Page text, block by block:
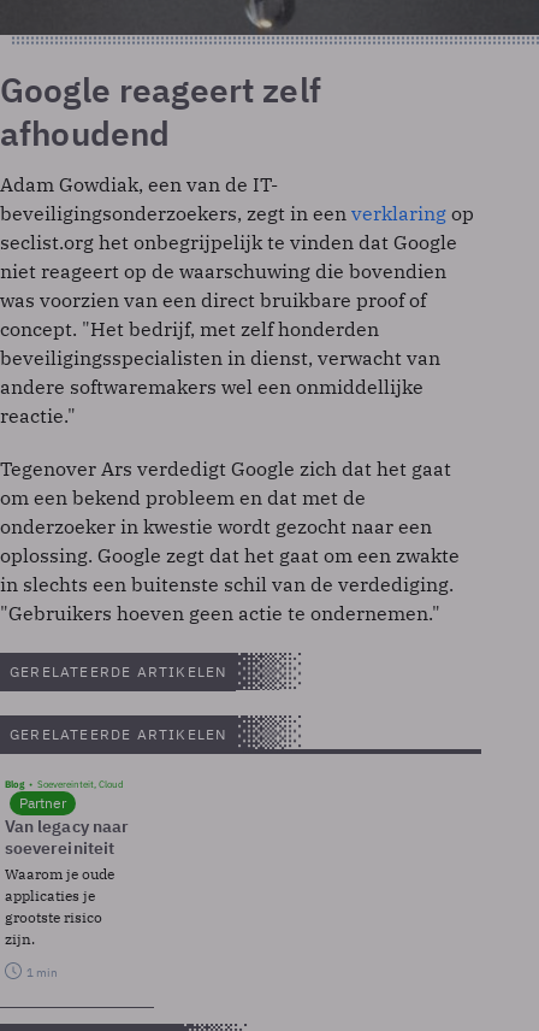
Google reageert zelf
afhoudend
Adam Gowdiak, een van de IT-
beveiligingsonderzoekers, zegt in een verklaring op
seclist.org het onbegrijpelijk te vinden dat Google
niet reageert op de waarschuwing die bovendien
was voorzien van een direct bruikbare proof of
concept. "Het bedrijf, met zelf honderden
beveiligingsspecialisten in dienst, verwacht van
andere softwaremakers wel een onmiddellijke
reactie."
Tegenover Ars verdedigt Google zich dat het gaat
om een bekend probleem en dat met de
onderzoeker in kwestie wordt gezocht naar een
oplossing. Google zegt dat het gaat om een zwakte
in slechts een buitenste schil van de verdediging.
"Gebruikers hoeven geen actie te ondernemen."
GERELATEERDE ARTIKELEN
GERELATEERDE ARTIKELEN
Blog Soevereinteit, Cloud
Partner
Van legacy naar
soevereiniteit
Waarom je oude
applicaties je
grootste risico
zijn.
1 min